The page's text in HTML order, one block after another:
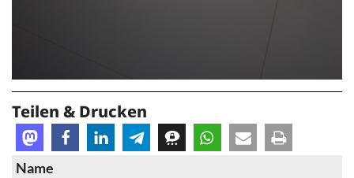
Teilen & Drucken
Name